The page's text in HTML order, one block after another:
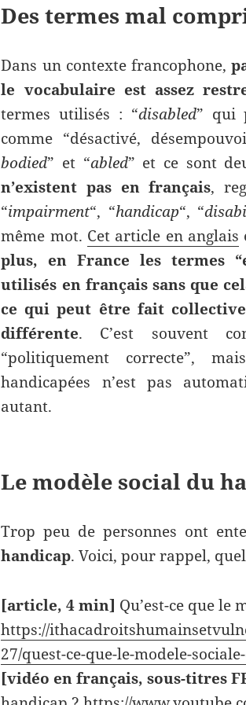
Des termes mal
Dans un contexte francophone,
le vocabulaire est assez
termes utilisés : “disabled” qui
comme “désactivé,
bodied” et “abled” et ce sont
n’existent pas en français,
“impairment“, “handicap“, “
même mot. Cet article en anglais
plus, en France les termes
utilisés en français sans que
ce qui peut être fait
différente. C’est souvent
“politiquement correcte”,
handicapées n’est pas
autant.
Le modèle social du
Trop peu de personnes ont
handicap. Voici, pour rappel,
[article, 4 min] Qu’est-ce que le
https://
27/quest-ce-que-le-modele-
[vidéo en français, sous-titres